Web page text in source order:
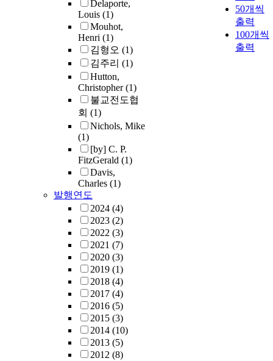
Delaporte,
Louis (1)
Mouhot,
Henri (1)
김형오 (1)
김주리 (1)
Hutton,
Christopher(1)
불교전도협
회 (1)
Nichols, Mike
(1)
[by] C. P.
FitzGerald (1)
Davis,
Charles (1)
발행연도
2024 (4)
2023 (2)
2022 (3)
2021 (7)
2020 (3)
2019 (1)
2018 (4)
2017 (4)
2016 (5)
2015 (3)
2014 (10)
2013 (5)
2012 (8)
50개씩
출력
100개씩
출력